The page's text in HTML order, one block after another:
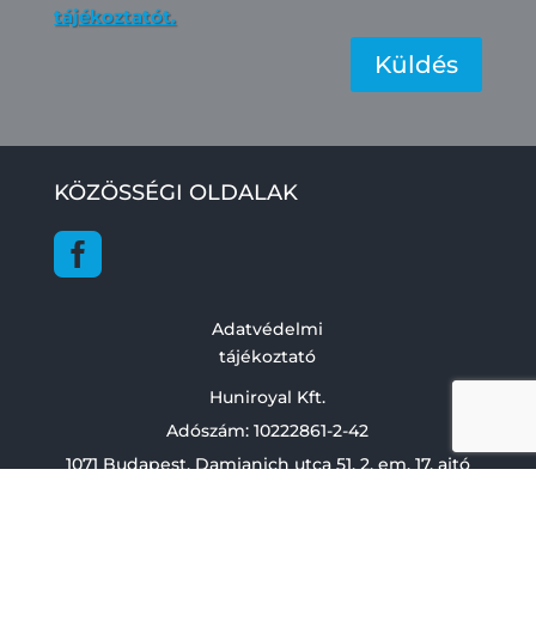
tájékoztatót.
Küldés
KÖZÖSSÉGI OLDALAK

Adatvédelmi
tájékoztató
Huniroyal Kft.
Adószám:10222861-2-42
1071 Budapest, Damjanich utca 51. 2. em. 17. ajtó